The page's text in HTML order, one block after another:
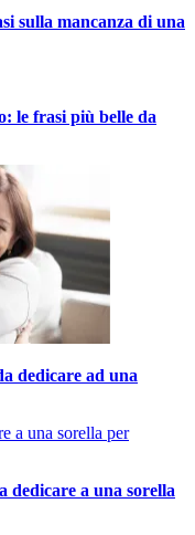
sulla mancanza di una
le frasi più belle da
dedicare ad una
dedicare a una sorella